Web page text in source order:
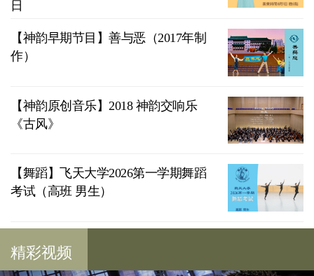
日
【神韵早期节目】善与恶（2017年制
作）
【神韵原创音乐】2018 神韵交响乐
《古风》
【舞蹈】飞天大学2026第一学期舞蹈
考试（高班 男生）
精彩视频